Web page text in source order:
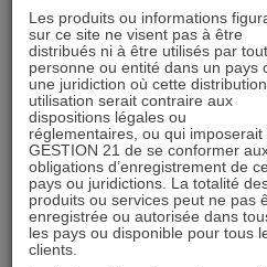
Cabourg 23 et 24
Lyon 24 et 25 juin
Nantes 29 et 30
Marseille 1er et 2
Les produits ou informations
sur ce site ne visent pas à être
distribués ni à être utilisés par
personne ou entité dans un pays
une juridiction où cette
utilisation serait contraire aux
dispositions légales ou
réglementaires, ou qui imposerait
GESTION 21 de se conformer
obligations d’enregistrement de
pays ou juridictions. La totalité
produits ou services peut ne pas
enregistrée ou autorisée dans
les pays ou disponible pour tous
clients.